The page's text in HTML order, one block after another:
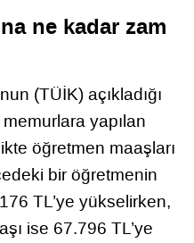
ne kadar zam
(TÜİK) açıkladığı
yapılan
öğretmen maaşları
bir öğretmenin
TL’ye yükselirken,
ise 67.796 TL’ye